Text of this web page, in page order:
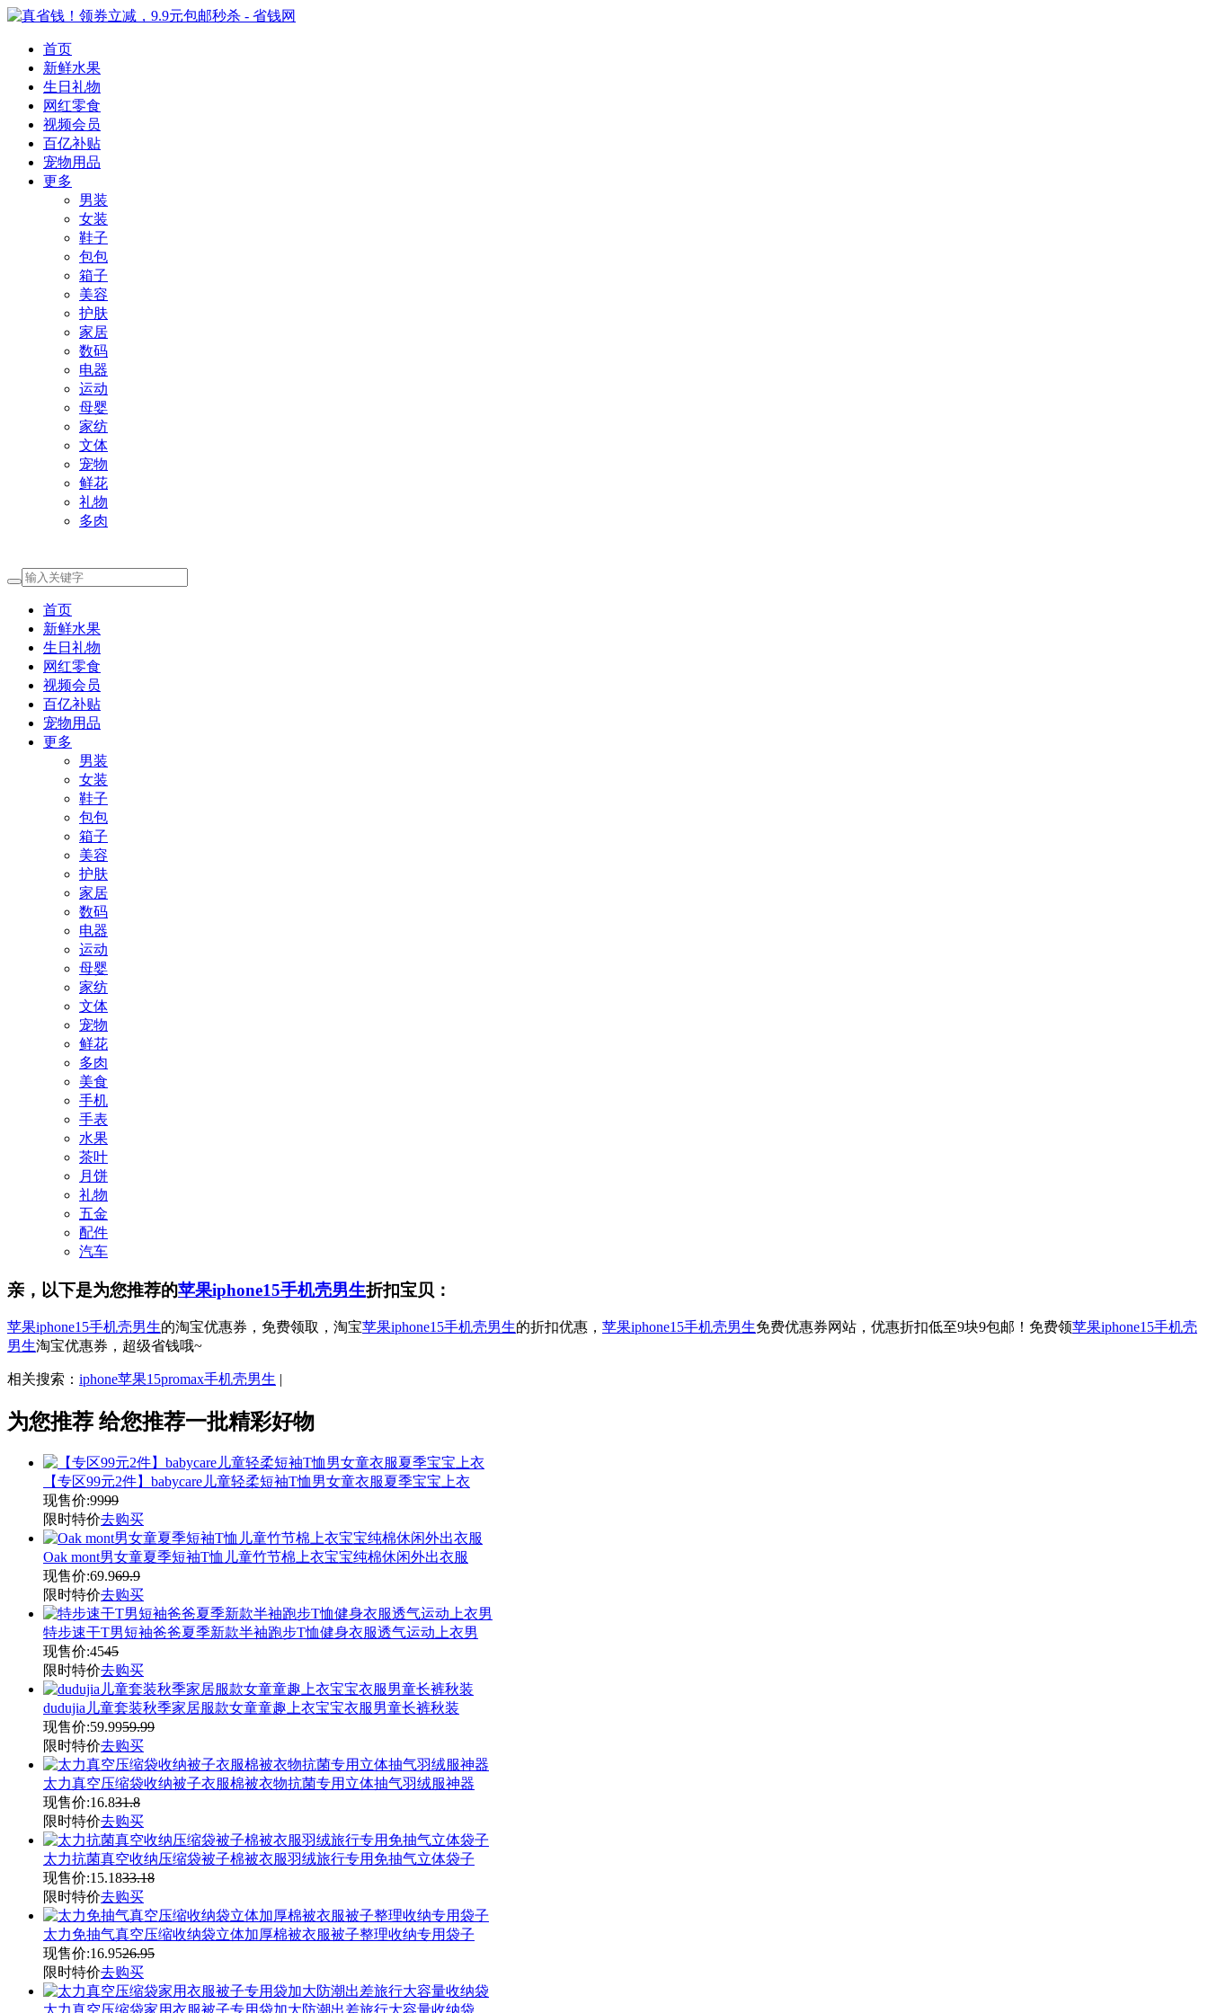
首页
新鲜水果
生日礼物
网红零食
视频会员
百亿补贴
宠物用品
更多
男装
女装
鞋子
包包
箱子
美容
护肤
家居
数码
电器
运动
母婴
家纺
文体
宠物
鲜花
礼物
多肉
首页
新鲜水果
生日礼物
网红零食
视频会员
百亿补贴
宠物用品
更多
男装
女装
鞋子
包包
箱子
美容
护肤
家居
数码
电器
运动
母婴
家纺
文体
宠物
鲜花
多肉
美食
手机
手表
水果
茶叶
月饼
礼物
五金
配件
汽车
亲，以下是为您推荐的苹果iphone15手机壳男生折扣宝贝：
苹果iphone15手机壳男生的淘宝优惠券，免费领取，淘宝苹果iphone15手机壳男生的折扣优惠， 苹果iphone15手机壳男生免费优惠券网站，优惠折扣低至9块9包邮！免费领苹果iphone15手机壳
男生淘宝优惠券，超级省钱哦~
相关搜索： iphone苹果15promax手机壳男生 |
为您推荐 给您推荐一批精彩好物
【专区99元2件】babycare儿童轻柔短袖T恤男女童衣服夏季宝宝上衣
现售价:9999
限时特价去购买
Oak mont男女童夏季短袖T恤儿童竹节棉上衣宝宝纯棉休闲外出衣服
现售价:69.969.9
限时特价去购买
特步速干T男短袖爸爸夏季新款半袖跑步T恤健身衣服透气运动上衣男
现售价:4545
限时特价去购买
dudujia儿童套装秋季家居服款女童童趣上衣宝宝衣服男童长裤秋装
现售价:59.9959.99
限时特价去购买
太力真空压缩袋收纳被子衣服棉被衣物抗菌专用立体抽气羽绒服神器
现售价:16.831.8
限时特价去购买
太力抗菌真空收纳压缩袋被子棉被衣服羽绒旅行专用免抽气立体袋子
现售价:15.1833.18
限时特价去购买
太力免抽气真空压缩收纳袋立体加厚棉被衣服被子整理收纳专用袋子
现售价:16.9526.95
限时特价去购买